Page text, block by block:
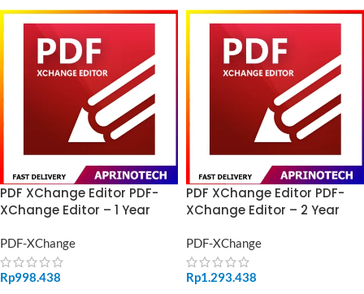
PDF XChange Editor PDF-
XChange Editor – 1 Year
PDF-XChange
Rp998.438
PDF XChange Editor PDF-
XChange Editor – 2 Year
PDF-XChange
Rp1.293.438